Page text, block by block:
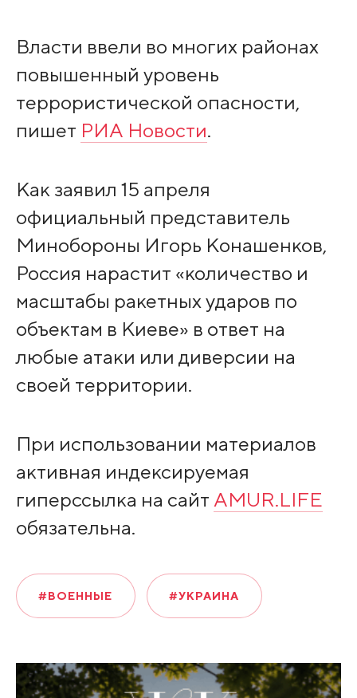
Власти ввели во многих районах
повышенный уровень
террористической опасности,
пишет РИА Новости.
Как заявил 15 апреля
официальный представитель
Минобороны Игорь Конашенков,
Россия нарастит «количество и
масштабы ракетных ударов по
объектам в Киеве» в ответ на
любые атаки или диверсии на
своей территории.
При использовании материалов
активная индексируемая
гиперссылка на сайт AMUR.LIFE
обязательна.
#ВОЕННЫЕ #УКРАИНА